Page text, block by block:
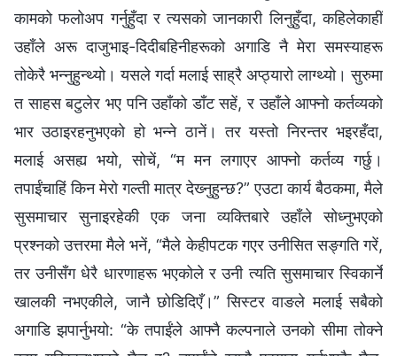
कामको फलोअप गर्नुहुँदा र त्यसको जानकारी लिनुहुँदा, कहिलेकाहीं
उहाँले अरू दाजुभाइ-दिदीबहिनीहरूको अगाडि नै मेरा समस्याहरू
तोकेरै भन्‍नुहुन्थ्यो। यसले गर्दा मलाई साह्रै अप्ठ्यारो लाग्थ्यो। सुरुमा
त साहस बटुलेर भए पनि उहाँको डाँट सहें, र उहाँले आफ्नो कर्तव्यको
भार उठाइरहनुभएको हो भन्‍ने ठानें। तर यस्तो निरन्तर भइरहँदा,
मलाई असह्य भयो, सोचें, “म मन लगाएर आफ्नो कर्तव्य गर्छु।
तपाईंचाहिं किन मेरो गल्ती मात्र देख्‍नुहुन्छ?” एउटा कार्य बैठकमा, मैले
सुसमाचार सुनाइरहेकी एक जना व्यक्तिबारे उहाँले सोध्‍नुभएको
प्रश्‍नको उत्तरमा मैले भनें, “मैले केहीपटक गएर उनीसित सङ्गति गरें,
तर उनीसँग धेरै धारणाहरू भएकोले र उनी त्यति सुसमाचार स्विकार्ने
खालकी नभएकीले, जानै छोडिदिएँ।” सिस्टर वाङले मलाई सबैको
अगाडि झपार्नुभयो: “के तपाईंले आफ्नै कल्पनाले उनको सीमा तोक्‍ने